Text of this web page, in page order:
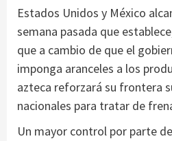
Estados Unidos y México
semana pasada que
que a cambio de que el
imponga aranceles a los
azteca reforzará su frontera
nacionales para tratar de
Un mayor control por parte